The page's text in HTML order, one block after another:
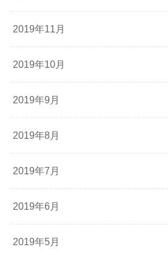
2019年11月
2019年10月
2019年9月
2019年8月
2019年7月
2019年6月
2019年5月